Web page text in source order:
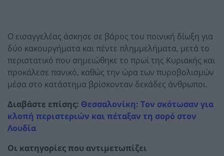
Ο εισαγγελέας άσκησε σε βάρος του ποινική δίωξη για
δύο κακουργήματα και πέντε πλημμελήματα, μετά το
περιστατικό που σημειώθηκε το πρωί της Κυριακής και
προκάλεσε πανικό, καθώς την ώρα των πυροβολισμών
μέσα στο κατάστημα βρίσκονταν δεκάδες άνθρωποι.
Διαβάστε επίσης: Θεσσαλονίκη: Τον σκότωσαν για
κλοπή περιστεριών και πέταξαν τη σορό στον
Λουδία
Οι κατηγορίες που αντιμετωπίζει